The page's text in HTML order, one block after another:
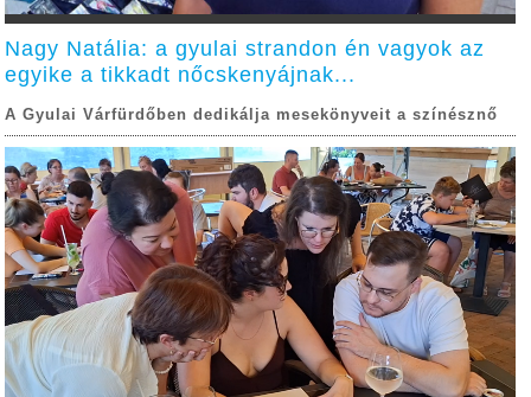
Nagy Natália: a gyulai strandon én vagyok az
egyike a tikkadt nőcskenyájnak...
A Gyulai Várfürdőben dedikálja mesekönyveit a színésznő